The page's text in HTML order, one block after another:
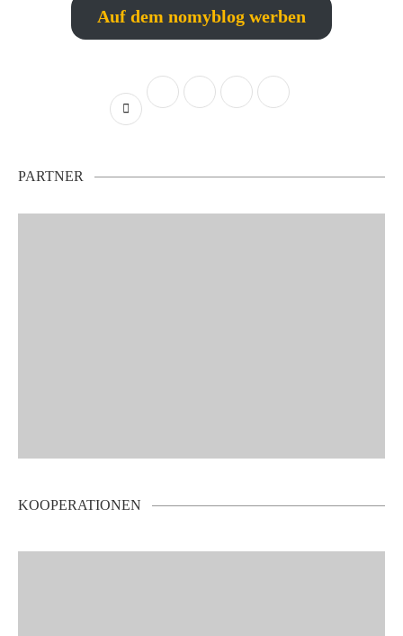
Auf dem nomyblog werben
PARTNER
KOOPERATIONEN